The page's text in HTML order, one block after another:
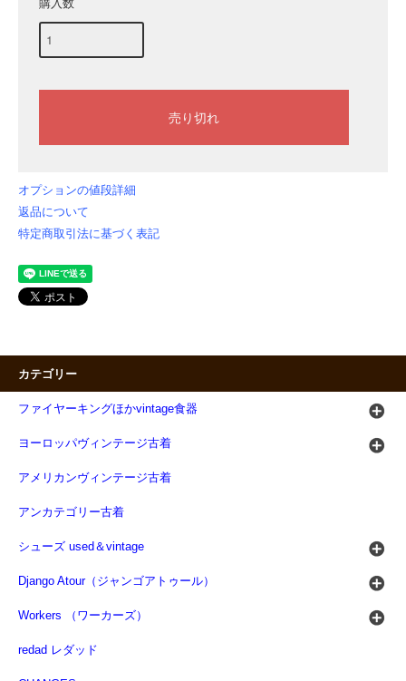
購入数
オプションの値段詳細
返品について
特定商取引法に基づく表記
カテゴリー
ファイヤーキングほかvintage食器
ヨーロッパヴィンテージ古着
アメリカンヴィンテージ古着
アンカテゴリー古着
シューズ used＆vintage
Django Atour（ジャンゴアトゥール）
Workers （ワーカーズ）
redad レダッド